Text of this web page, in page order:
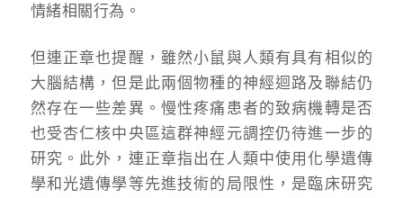
情緒相關行為。
但連正章也提醒，雖然小鼠與人類有具有相似的
大腦結構，但是此兩個物種的神經迴路及聯結仍
然存在一些差異。慢性疼痛患者的致病機轉是否
也受杏仁核中央區這群神經元調控仍待進一步的
研究。此外，連正章指出在人類中使用化學遺傳
學和光遺傳學等先進技術的局限性，是臨床研究